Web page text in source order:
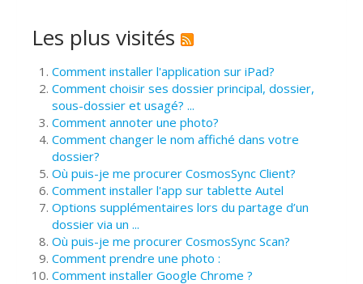
Les plus visités
Comment installer l'application sur iPad?
Comment choisir ses dossier principal, dossier,
sous-dossier et usagé? ...
Comment annoter une photo?
Comment changer le nom affiché dans votre
dossier?
Où puis-je me procurer CosmosSync Client?
Comment installer l'app sur tablette Autel
Options supplémentaires lors du partage d’un
dossier via un ...
Où puis-je me procurer CosmosSync Scan?
Comment prendre une photo :
Comment installer Google Chrome ?